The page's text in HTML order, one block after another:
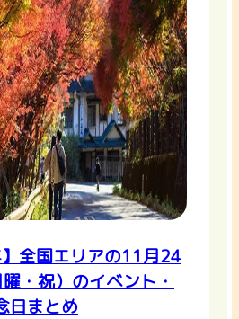
】全国エリアの11月24
・祝）のイベント・
日まとめ